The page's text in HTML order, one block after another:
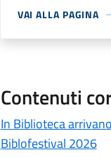
VAI ALLA PAGINA
Contenuti
In Biblioteca
Biblofestival 2026